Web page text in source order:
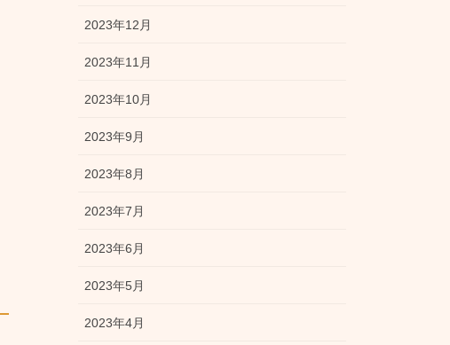
2023年12月
2023年11月
2023年10月
2023年9月
2023年8月
2023年7月
2023年6月
2023年5月
2023年4月